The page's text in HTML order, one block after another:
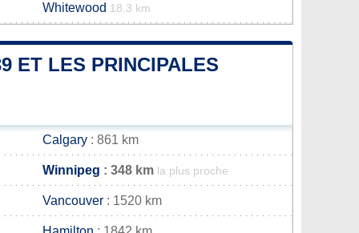
Whitewood 18.3 km
ET LES PRINCIPALES
Calgary : 861 km
Winnipeg : 348 km la plus proche
Vancouver : 1520 km